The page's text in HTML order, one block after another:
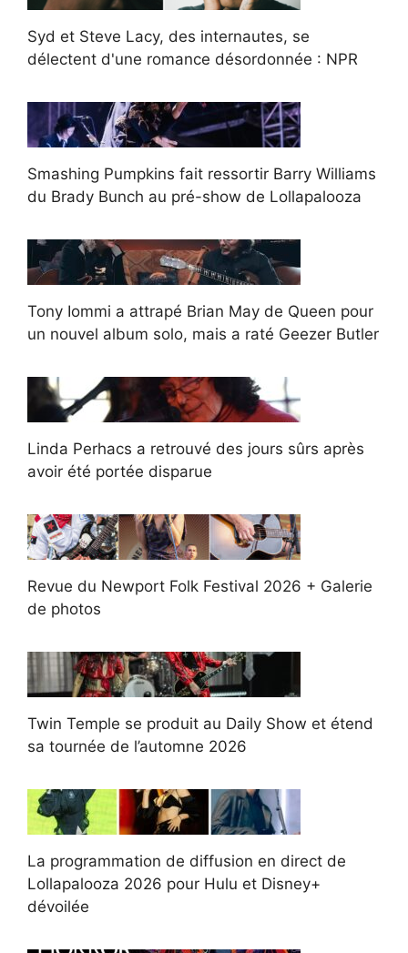
Syd et Steve Lacy, des internautes, se
délectent d'une romance désordonnée : NPR
Smashing Pumpkins fait ressortir Barry Williams
du Brady Bunch au pré-show de Lollapalooza
Tony Iommi a attrapé Brian May de Queen pour
un nouvel album solo, mais a raté Geezer Butler
Linda Perhacs a retrouvé des jours sûrs après
avoir été portée disparue
Revue du Newport Folk Festival 2026 + Galerie
de photos
Twin Temple se produit au Daily Show et étend
sa tournée de l’automne 2026
La programmation de diffusion en direct de
Lollapalooza 2026 pour Hulu et Disney+
dévoilée